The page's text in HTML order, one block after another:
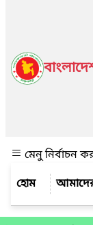
মেনু নির্বাচন